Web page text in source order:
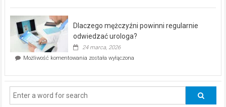
poczucia,
że
ciągle
na
Dlaczego mężczyźni powinni regularnie
odwiedzać urologa?
24 marca, 2026
Możliwość komentowania Dlaczego
regularnie
została wyłączona